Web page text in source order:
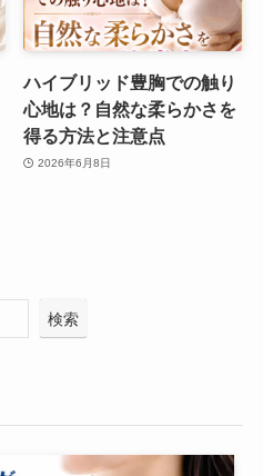
ハイブリッド豊胸での触り
心地は？自然な柔らかさを
得る方法と注意点
2026年6月8日
検索